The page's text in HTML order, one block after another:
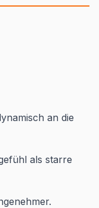
an die
als starre